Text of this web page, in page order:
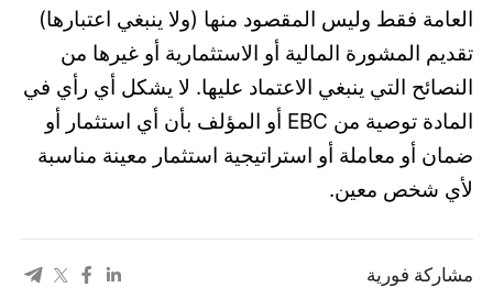
العامة فقط وليس المقصود منها (ولا ينبغي اعتبارها)
تقديم المشورة المالية أو الاستثمارية أو غيرها من
النصائح التي ينبغي الاعتماد عليها. لا يشكل أي رأي في
المادة توصية من EBC أو المؤلف بأن أي استثمار أو
ضمان أو معاملة أو استراتيجية استثمار معينة مناسبة
لأي شخص معين.
مشاركة فورية